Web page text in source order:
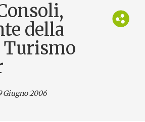
della
Turismo
Giugno 2006